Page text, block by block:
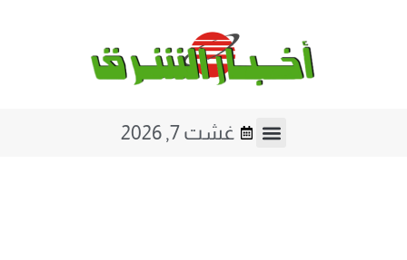
غشت 7, 2026